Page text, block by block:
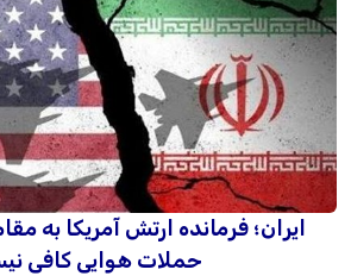
ایران؛ فرمانده ارتش آمریکا به
حملات هوایی کافی